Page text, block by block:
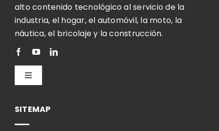
alto contenido tecnológico al servicio de la
industria, el hogar, el automóvil, la moto, la
náutica, el bricolaje y la construcción.
Toggle
SITEMAP